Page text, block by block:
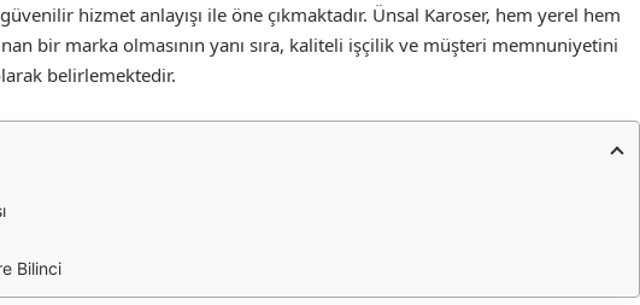
hizmet anlayışı ile öne çıkmaktadır. Ünsal Karoser, hem yerel hem
bir marka olmasının yanı sıra, kaliteli işçilik ve müşteri memnuniyetini
belirlemektedir.
Bilinci